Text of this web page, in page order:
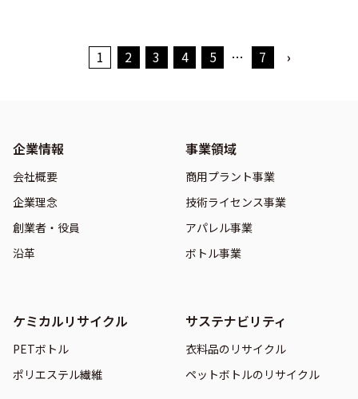
1 2 3 4 5 … 7 ›
企業情報
会社概要
企業理念
創業者・役員
沿革
事業領域
商用プラント事業
技術ライセンス事業
アパレル事業
ボトル事業
ケミカルリサイクル
PETボトル
ポリエステル繊維
サステナビリティ
衣料品のリサイクル
ペットボトルのリサイクル